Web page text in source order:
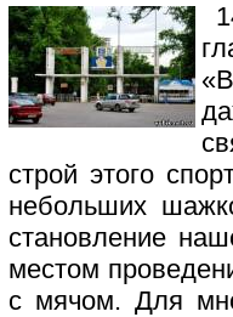
строй этого
небольших
становление
местом
с мячом. Для